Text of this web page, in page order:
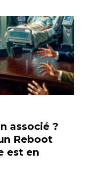
associé ?
Reboot
est en